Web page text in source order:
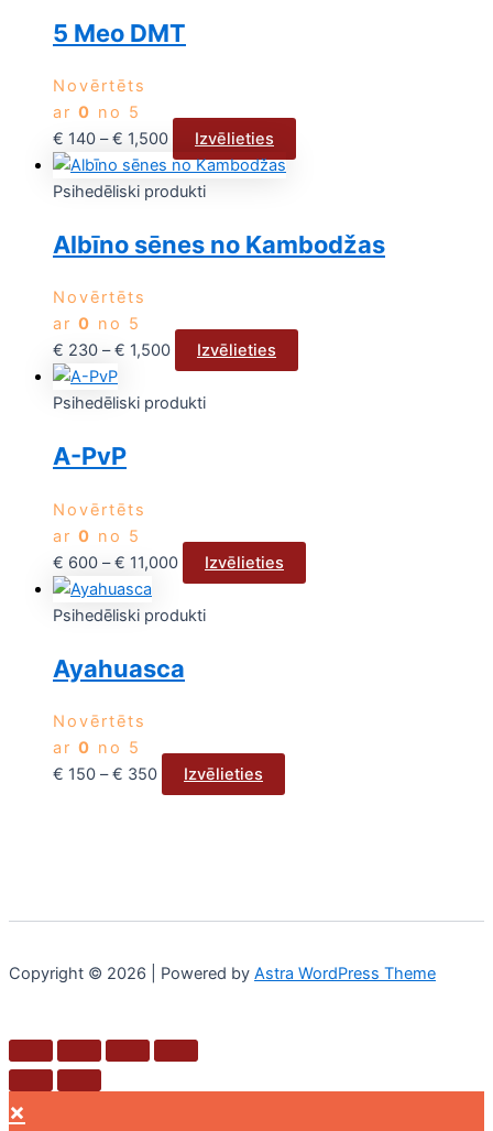
5 Meo DMT
Novērtēts
ar 0 no 5
€ 140 – € 1,500 Izvēlieties
Psihedēliski produkti
Albīno sēnes no Kambodžas
Novērtēts
ar 0 no 5
€ 230 – € 1,500 Izvēlieties
Psihedēliski produkti
A-PvP
Novērtēts
ar 0 no 5
€ 600 – € 11,000 Izvēlieties
Psihedēliski produkti
Ayahuasca
Novērtēts
ar 0 no 5
€ 150 – € 350 Izvēlieties
Copyright © 2026 | Powered by Astra WordPress Theme
×